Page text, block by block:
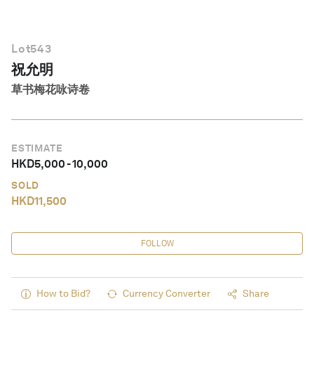
Lot543
祝允明
草书梅花咏诗卷
ESTIMATE
HKD5,000-10,000
SOLD
HKD11,500
FOLLOW
How to Bid? Currency Converter Share